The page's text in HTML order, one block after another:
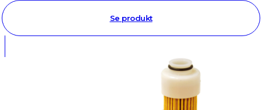
Se produkt